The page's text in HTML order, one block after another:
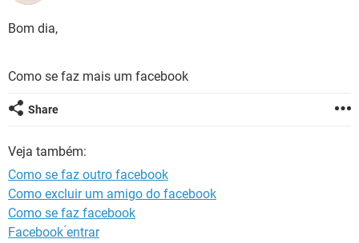
GUIA DE COMPRAS
INSTAGRAM
CELULAR
OUTLOOK
JOGOS
OUTLOOK
INSTAGRAM
Bom dia,
Como se faz mais um facebook
Share
Veja também:
Como se faz outro facebook
Como excluir um amigo do facebook
Como se faz facebook
Facebook ́entrar